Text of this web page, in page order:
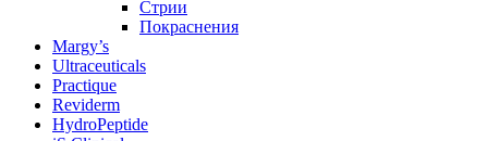
Стрии
Покраснения
Margy’s
Ultraceuticals
Practique
Reviderm
HydroPeptide